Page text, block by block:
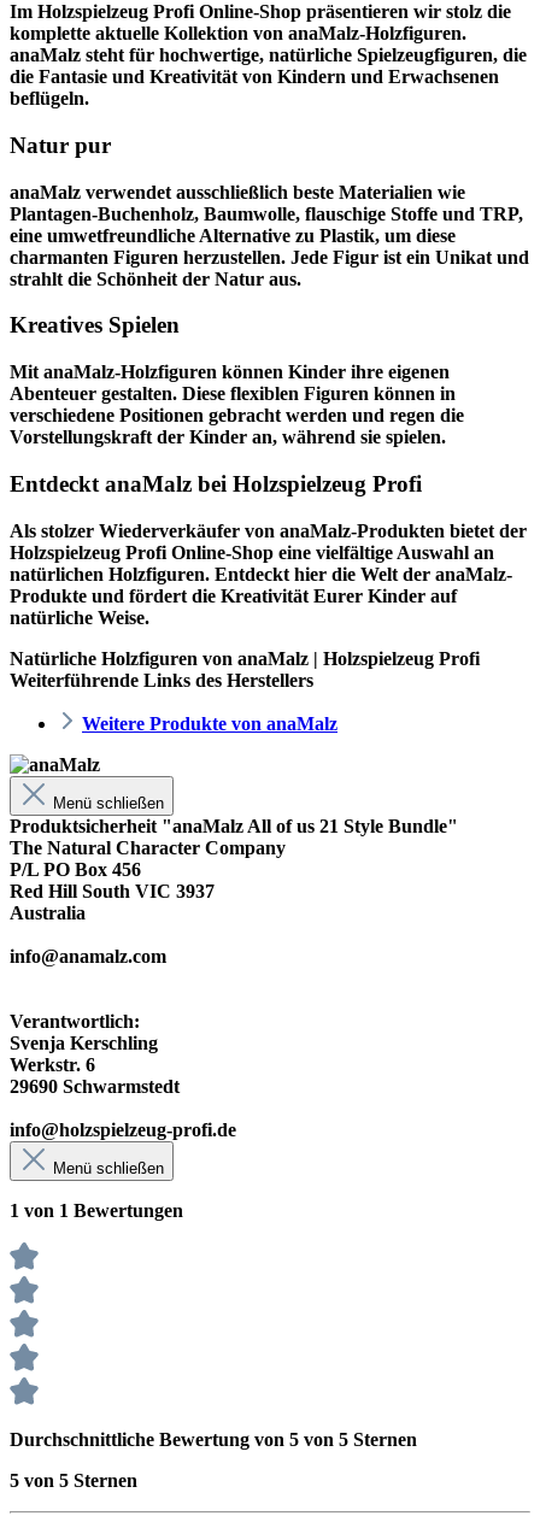
Im Holzspielzeug Profi Online-Shop präsentieren wir stolz die
komplette aktuelle Kollektion von anaMalz-Holzfiguren.
anaMalz steht für hochwertige, natürliche Spielzeugfiguren, die
die Fantasie und Kreativität von Kindern und Erwachsenen
beflügeln.
Natur pur
anaMalz verwendet ausschließlich beste Materialien wie
Plantagen-Buchenholz, Baumwolle, flauschige Stoffe und TRP,
eine umwetfreundliche Alternative zu Plastik, um diese
charmanten Figuren herzustellen. Jede Figur ist ein Unikat und
strahlt die Schönheit der Natur aus.
Kreatives Spielen
Mit anaMalz-Holzfiguren können Kinder ihre eigenen
Abenteuer gestalten. Diese flexiblen Figuren können in
verschiedene Positionen gebracht werden und regen die
Vorstellungskraft der Kinder an, während sie spielen.
Entdeckt anaMalz bei Holzspielzeug Profi
Als stolzer Wiederverkäufer von anaMalz-Produkten bietet der
Holzspielzeug Profi Online-Shop eine vielfältige Auswahl an
natürlichen Holzfiguren. Entdeckt hier die Welt der anaMalz-
Produkte und fördert die Kreativität Eurer Kinder auf
natürliche Weise.
Natürliche Holzfiguren von anaMalz | Holzspielzeug Profi
Weiterführende Links des Herstellers
Weitere Produkte von anaMalz
Menü schließen
Produktsicherheit "anaMalz All of us 21 Style Bundle"
The Natural Character Company
P/L PO Box 456
Red Hill South VIC 3937
Australia
info@anamalz.com
Verantwortlich:
Svenja Kerschling
Werkstr. 6
29690 Schwarmstedt
info@holzspielzeug-profi.de
Menü schließen
1 von 1 Bewertungen
Durchschnittliche Bewertung von 5 von 5 Sternen
5 von 5 Sternen